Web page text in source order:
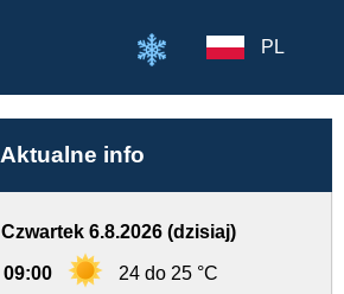
PL
Aktualne info
Czwartek 6.8.2026 (dzisiaj)
09:00 24 do 25 °C